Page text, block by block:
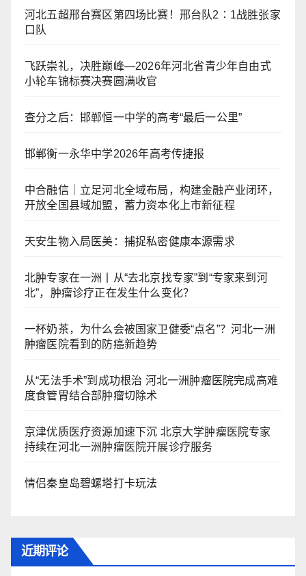
河北五超邢台赛区第四场比赛！邢台队2∶1战胜张家
口队
飞跃崇礼，决胜巅峰—2026年河北省青少年自由式
小轮车锦标赛决赛圆满收官
查分之后：邯郸恒一中学的高考“最后一公里”
邯郸衡一永华中学2026年高考传捷报
中合融信｜立足河北全域布局，构建金融产业闭环，
开放全国县域加盟，蓄力资本化上市新征程
天安生物入局医美：捕捉私密健康本源需求
北肿专家在一洲丨从“去北京找专家”到“专家来到河
北”，肿瘤诊疗正在发生什么变化？
一杯奶茶，为什么会被国家卫健委“点名”？河北一洲
肿瘤医院看到的防癌新趋势
从“无法手术”到成功根治 河北一洲肿瘤医院完成高难
度食管胃结合部肿瘤切除术
京津优质医疗资源加速下沉 北京大学肿瘤医院专家
持续在河北一洲肿瘤医院开展诊疗服务
情侣秦皇岛碧螺塔打卡玩法
近期评论